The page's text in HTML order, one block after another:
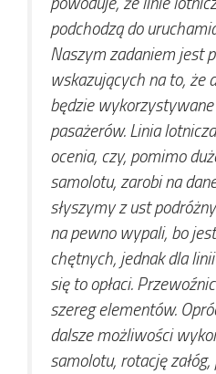
podchodzą do
Naszym zadaniem jest
wskazujących na to, że
będzie
pasażerów. Linia
ocenia, czy, pomimo
samolotu, zarobi na
słyszymy z ust
na pewno wypali, bo
chętnych, jednak dla
się to opłaci.
szereg elementów.
dalsze możliwości
samolotu, rotację